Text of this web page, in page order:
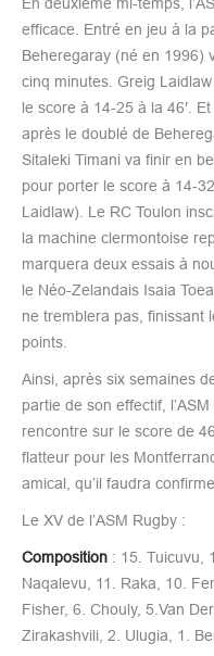
efficace. Entré en jeu à la
Beheregaray (né en 1996)
cinq minutes. Greig
le score à 14-25 à la 46′.
après le doublé de
Sitaleki Timani va finir en
pour porter le score à 14-
Laidlaw). Le RC Toulon
la machine clermontoise
marquera deux essais à
le Néo-Zelandais Isaia
ne tremblera pas, finissant
points.
Ainsi, après six semaines
partie de son effectif,
rencontre sur le score de
flatteur pour les
amical, qu’il faudra
Le XV de l’ASM Rugby :
Composition : 15. Tuicuvu,
Naqalevu, 11. Raka, 10.
Fisher, 6. Chouly, 5.Van
Zirakashvili, 2. Ulugia, 1.